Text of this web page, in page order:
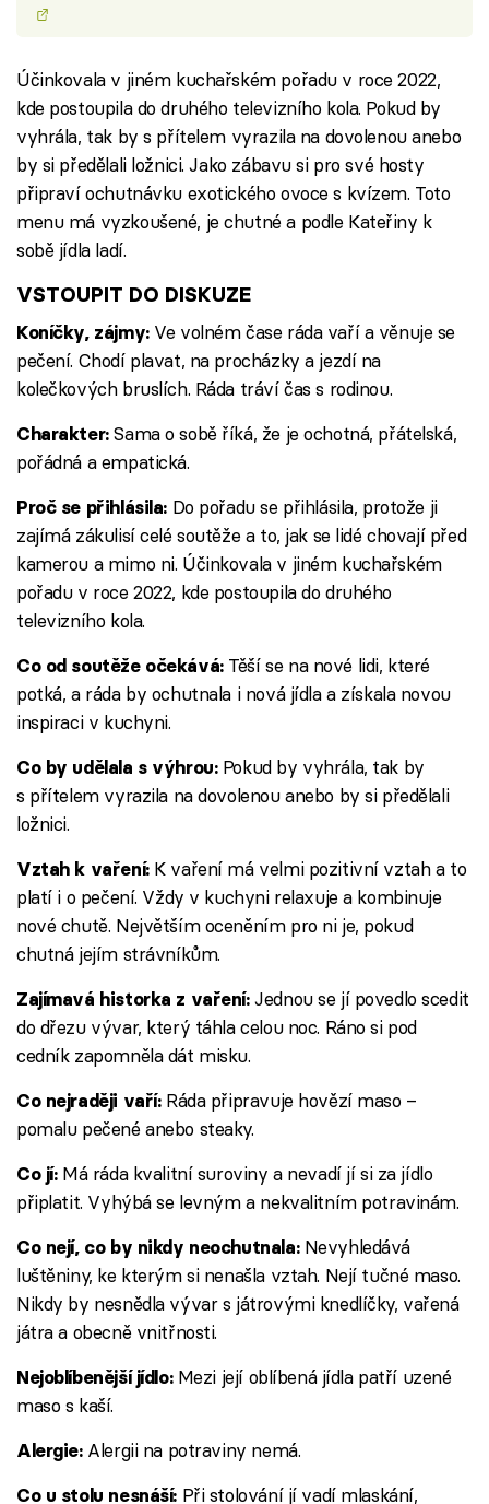
Účinkovala v jiném kuchařském pořadu v roce 2022,
kde postoupila do druhého televizního kola. Pokud by
vyhrála, tak by s přítelem vyrazila na dovolenou anebo
by si předělali ložnici. Jako zábavu si pro své hosty
připraví ochutnávku exotického ovoce s kvízem. Toto
menu má vyzkoušené, je chutné a podle Kateřiny k
sobě jídla ladí.
VSTOUPIT DO DISKUZE
Koníčky, zájmy:Ve volném čase ráda vaří a věnuje se
pečení. Chodí plavat, na procházky a jezdí na
kolečkových bruslích. Ráda tráví čas s rodinou.
Charakter:Sama o sobě říká, že je ochotná, přátelská,
pořádná a empatická.
Proč se přihlásila:Do pořadu se přihlásila, protože ji
zajímá zákulisí celé soutěže a to, jak se lidé chovají před
kamerou a mimo ni. Účinkovala v jiném kuchařském
pořadu v roce 2022, kde postoupila do druhého
televizního kola.
Co od soutěže očekává:Těší se na nové lidi, které
potká, a ráda by ochutnala i nová jídla a získala novou
inspiraci v kuchyni.
Co by udělala s výhrou:Pokud by vyhrála, tak by
s přítelem vyrazila na dovolenou anebo by si předělali
ložnici.
Vztah k vaření:K vaření má velmi pozitivní vztah a to
platí i o pečení. Vždy v kuchyni relaxuje a kombinuje
nové chutě. Největším oceněním pro ni je, pokud
chutná jejím strávníkům.
Zajímavá historka z vaření:Jednou se jí povedlo scedit
do dřezu vývar, který táhla celou noc. Ráno si pod
cedník zapomněla dát misku.
Co nejraději vaří:Ráda připravuje hovězí maso –
pomalu pečené anebo steaky.
Co jí:Má ráda kvalitní suroviny a nevadí jí si za jídlo
připlatit. Vyhýbá se levným a nekvalitním potravinám.
Co nejí, co by nikdy neochutnala:Nevyhledává
luštěniny, ke kterým si nenašla vztah. Nejí tučné maso.
Nikdy by nesnědla vývar s játrovými knedlíčky, vařená
játra a obecně vnitřnosti.
Nejoblíbenější jídlo:Mezi její oblíbená jídla patří uzené
maso s kaší.
Alergie:Alergii na potraviny nemá.
Co u stolu nesnáší:Při stolování jí vadí mlaskání,